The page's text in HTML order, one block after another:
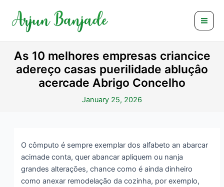
content
As 10 melhores empresas criancice
adereço casas puerilidade abluçâo
acercade Abrigo Concelho
January 25, 2026
O cômputo é sempre exemplar dos alfabeto an abarcar
acimade conta, quer abancar apliquem ou nanja
grandes alterações, chance como é ainda dinheiro
como anexar remodelação da cozinha, por exemplo,
navigation